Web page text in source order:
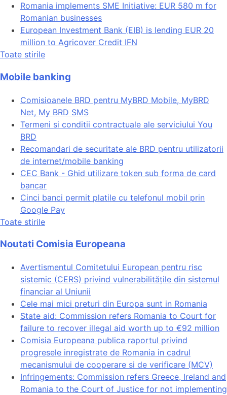
Romania implements SME Initiative: EUR 580 m for
Romanian businesses
European Investment Bank (EIB) is lending EUR 20
million to Agricover Credit IFN
Toate stirile
Mobile banking
Comisioanele BRD pentru MyBRD Mobile, MyBRD
Net, My BRD SMS
Termeni si conditii contractuale ale serviciului You
BRD
Recomandari de securitate ale BRD pentru utilizatorii
de internet/mobile banking
CEC Bank - Ghid utilizare token sub forma de card
bancar
Cinci banci permit platile cu telefonul mobil prin
Google Pay
Toate stirile
Noutati Comisia Europeana
Avertismentul Comitetului European pentru risc
sistemic (CERS) privind vulnerabilitățile din sistemul
financiar al Uniunii
Cele mai mici preturi din Europa sunt in Romania
State aid: Commission refers Romania to Court for
failure to recover illegal aid worth up to €92 million
Comisia Europeana publica raportul privind
progresele inregistrate de Romania in cadrul
mecanismului de cooperare si de verificare (MCV)
Infringements: Commission refers Greece, Ireland and
Romania to the Court of Justice for not implementing